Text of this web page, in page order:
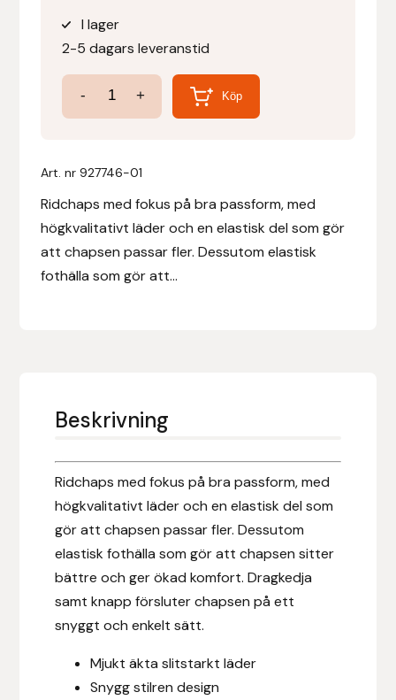
priset
var:
850 kr.
är:
425 kr.
I lager
2-5 dagars leveranstid
-
Mini
Chaps'
mängd
+ Köp
Art. nr927746-01
Ridchaps med fokus på bra passform, med
högkvalitativt läder och en elastisk del som gör
att chapsen passar fler. Dessutom elastisk
fothälla som gör att...
Beskrivning
Ridchaps med fokus på bra passform, med
högkvalitativt läder och en elastisk del som
gör att chapsen passar fler. Dessutom
elastisk fothälla som gör att chapsen sitter
bättre och ger ökad komfort. Dragkedja
samt knapp försluter chapsen på ett
snyggt och enkelt sätt.
Mjukt äkta slitstarkt läder
Snygg stilren design
Denni Design
Denni Design / Bomber Bits
Dy’on
E.A. Mattes
Eclipse Biofarmab
Equality Line
EQUES
EQUES | KINGSLAND
Equipage
Eric LeTixerant